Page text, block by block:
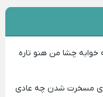
خوابه چشا من هنو تاره
مسخرت شدن چه عادی